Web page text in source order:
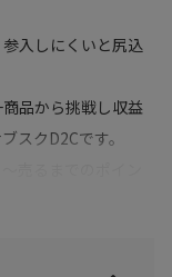
入しにくいと尻込
品から挑戦し収益
スクD2Cです。